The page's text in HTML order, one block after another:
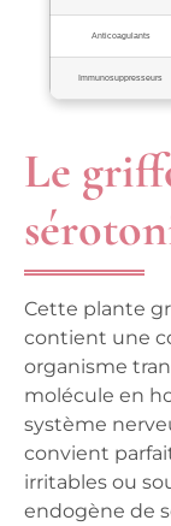
Anticoagulants
Immunosuppresseurs
Le
Cette plante
contient une
organisme
molécule en
système
convient
irritables ou
endogène de